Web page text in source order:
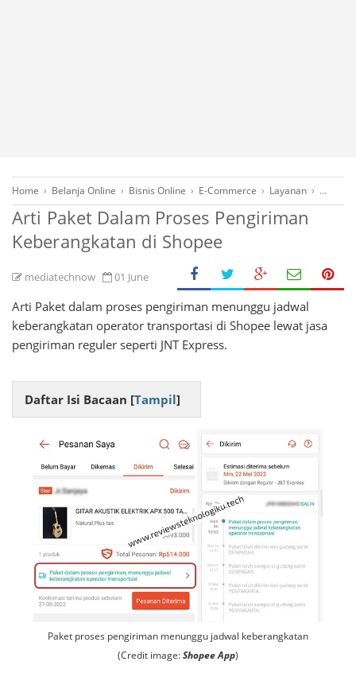
Home › Belanja Online › Bisnis Online › E-Commerce › Layanan ›
Arti Paket Dalam Proses Pengiriman
Keberangkatan di Shopee
mediatechnow 01 June
Arti Paket dalam proses pengiriman menunggu jadwal
keberangkatan operator transportasi di Shopee lewat jasa
pengiriman reguler seperti JNT Express.
Daftar Isi Bacaan [Tampil]
Paket proses pengiriman menunggu jadwal keberangkatan
(Credit image:Shopee App)